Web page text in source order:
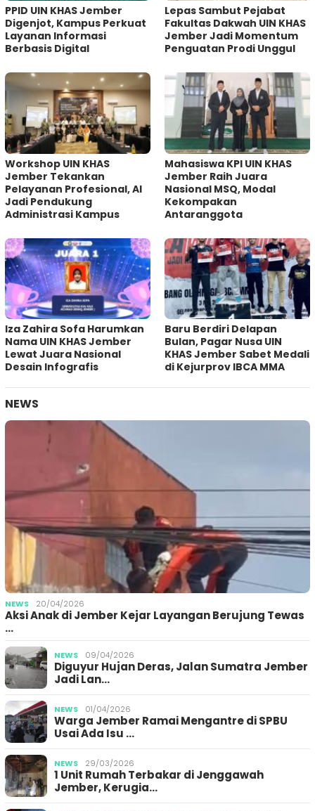
PPID UIN KHAS Jember
Digenjot, Kampus Perkuat
Layanan Informasi
Berbasis Digital
Lepas Sambut Pejabat
Fakultas Dakwah UIN KHAS
Jember Jadi Momentum
Penguatan Prodi Unggul
Workshop UIN KHAS
Jember Tekankan
Pelayanan Profesional, AI
Jadi Pendukung
Administrasi Kampus
Mahasiswa KPI UIN KHAS
Jember Raih Juara
Nasional MSQ, Modal
Kekompakan
Antaranggota
Iza Zahira Sofa Harumkan
Nama UIN KHAS Jember
Lewat Juara Nasional
Desain Infografis
Baru Berdiri Delapan
Bulan, Pagar Nusa UIN
KHAS Jember Sabet Medali
di Kejurprov IBCA MMA
NEWS
NEWS 20/04/2026
Aksi Anak di Jember Kejar Layangan Berujung Tewas
…
NEWS 09/04/2026
Diguyur Hujan Deras, Jalan Sumatra Jember
Jadi Lan…
NEWS 01/04/2026
Warga Jember Ramai Mengantre di SPBU
Usai Ada Isu …
NEWS 29/03/2026
1 Unit Rumah Terbakar di Jenggawah
Jember, Kerugia…